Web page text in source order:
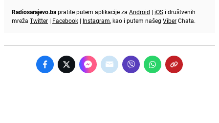
Radiosarajevo.bapratite putem aplikacije za Android | iOS i društvenih
mreža Twitter | Facebook | Instagram, kao i putem našeg ViberChata.